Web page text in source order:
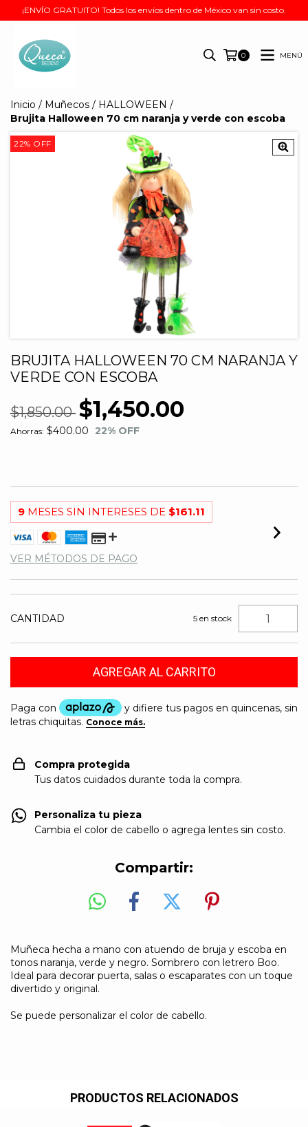
¡ENVÍO GRATUITO! Todos los envíos dentro de México van sin costo.
0 MENÚ
Inicio / Muñecos / HALLOWEEN /
Brujita Halloween 70 cm naranja y verde con escoba
22% OFF
BRUJITA HALLOWEEN 70 CM NARANJA Y
VERDE CON ESCOBA
$1,850.00 $1,450.00
Ahorras: $400.00 22% OFF
9 MESES SIN INTERESES DE $161.11
VER MÉTODOS DE PAGO
CANTIDAD 5 en stock
Compra protegida
Tus datos cuidados durante toda la compra.
Personaliza tu pieza
Cambia el color de cabello o agrega lentes sin costo.
Compartir:
Muñeca hecha a mano con atuendo de bruja y escoba en
tonos naranja, verde y negro. Sombrero con letrero Boo.
Ideal para decorar puerta, salas o escaparates con un toque
divertido y original.
Se puede personalizar el color de cabello.
PRODUCTOS RELACIONADOS